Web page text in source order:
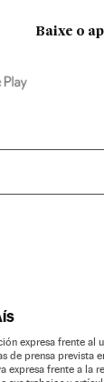
Baixe o
expresa frente al
de prensa prevista
expresa frente a la